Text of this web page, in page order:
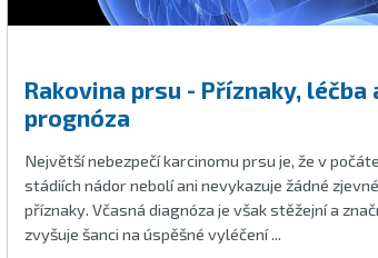
Rakovina prsu - Příznaky, léčba
prognóza
Největší nebezpečí karcinomu prsu je, že v
stádiích nádor nebolí ani nevykazuje žádné zjevné
příznaky. Včasná diagnóza je však stěžejní a
zvyšuje šanci na úspěšné vyléčení ...